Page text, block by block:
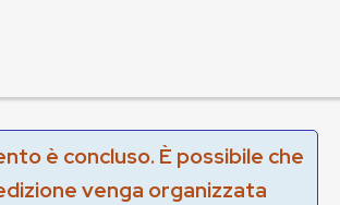
è concluso. È possibile che
venga organizzata